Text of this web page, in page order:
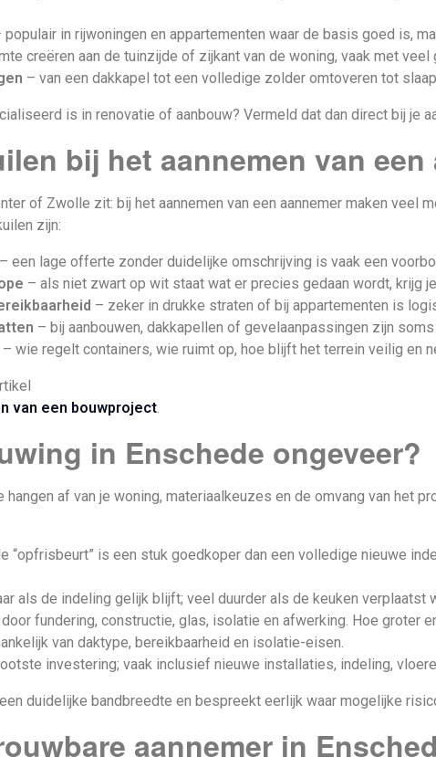
populair in rijwoningen en appartementen waar de basis goed is,
creëren aan de tuinzijde of zijkant van de woning, vaak met
– van een dakkapel tot een volledige zolder omtoveren tot
is in renovatie of aanbouw? Vermeld dat dan direct bij je
bij het aannemen van een
of Zwolle zit: bij het aannemen van een aannemer maken veel
zijn:
– een lage offerte zonder duidelijke omschrijving is vaak een
– als niet zwart op wit staat wat er precies gedaan wordt, krijg
– zeker in drukke straten of bij appartementen is
– bij aanbouwen, dakkapellen of gevelaanpassingen zijn
– wie regelt containers, wie ruimt op, hoe blijft het terrein veilig en
van een bouwproject.
in Enschede ongeveer?
af van je woning, materiaalkeuzes en de omvang van het
“opfrisbeurt” is een stuk goedkoper dan een volledige nieuwe
als de indeling gelijk blijft; veel duurder als de keuken verplaatst
fundering, constructie, glas, isolatie en afwerking. Hoe groter
van daktype, bereikbaarheid en isolatie-eisen.
investering; vaak inclusief nieuwe installaties, indeling,
duidelijke bandbreedte en bespreekt eerlijk waar mogelijke
aannemer in